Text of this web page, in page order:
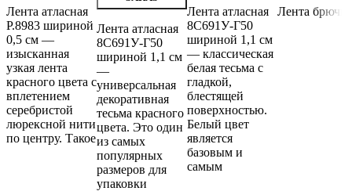
Лента атласная
Р.8983 шириной
0,5 см —
изысканная
узкая лента
красного цвета с
вплетением
серебристой
люрексной нити
по центру. Такое
Лента атласная
8С691У-Г50
шириной 1,1 см
—
универсальная
декоративная
тесьма красного
цвета. Это один
из самых
популярных
размеров для
упаковки
Лента атласная
8С691У-Г50
шириной 1,1 см
— классическая
белая тесьма с
гладкой,
блестящей
поверхностью.
Белый цвет
является
базовым и
самым
Лента